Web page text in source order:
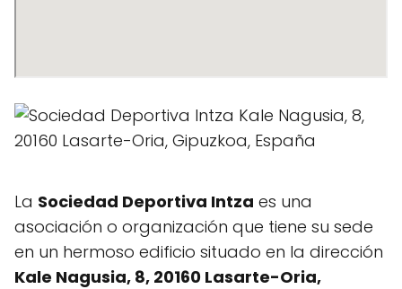
La Sociedad Deportiva Intza es una
asociación o organización que tiene su sede
en un hermoso edificio situado en la dirección
Kale Nagusia, 8, 20160 Lasarte-Oria,